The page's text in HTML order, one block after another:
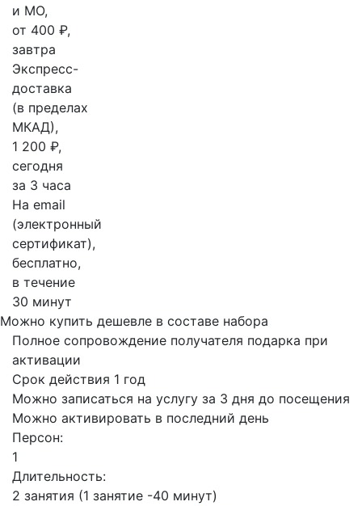
и МО,
от 400 ₽,
завтра
Экспресс-
доставка
(в пределах
МКАД),
1 200 ₽,
сегодня
за 3 часа
На email
(электронный
сертификат),
бесплатно,
в течение
30 минут
Можно купить дешевле в составе набора
Полное сопровождение получателя подарка при
активации
Срок действия 1 год
Можно записаться на услугу за 3 дня до посещения
Можно активировать в последний день
Персон:
1
Длительность:
2 занятия (1 занятие -40 минут)